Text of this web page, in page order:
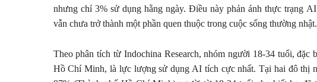
nhưng chỉ 3% sử dụng hằng ngày. Điều này phản ánh thực trạng
vẫn chưa trở thành một phần quen thuộc trong cuộc sống thường nhật.
Theo phân tích từ Indochina Research, nhóm người 18-34 tuổi, đặc
Hồ Chí Minh, là lực lượng sử dụng AI tích cực nhất. Tại hai đô thị